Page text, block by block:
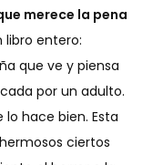
merece la pena
libro entero:
que ve y piensa
por un adulto.
hace bien. Esta
ciertos